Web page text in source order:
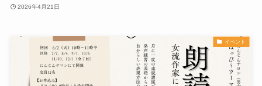
2026年4月21日
イベント